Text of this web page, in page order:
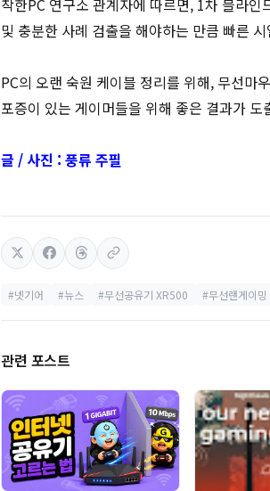
착한PC 연구소 관계자에 따르면, 1차 블라
및 충분한 사례 검출을 해야하는 만큼 빠른
PC의 오랜 숙원 케이블 정리를 위해, 무선마
포증이 있는 게이머들을 위해 좋은 결과가 도
글 / 사진 : 풍류 주필
#넷기어 #뉴스 #무선공유기 XR500 #무선랜게이밍
관련 포스트